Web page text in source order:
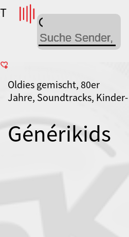
---
Oldies gemischt, 80er
Jahre, Soundtracks, Kinder-
Générikids